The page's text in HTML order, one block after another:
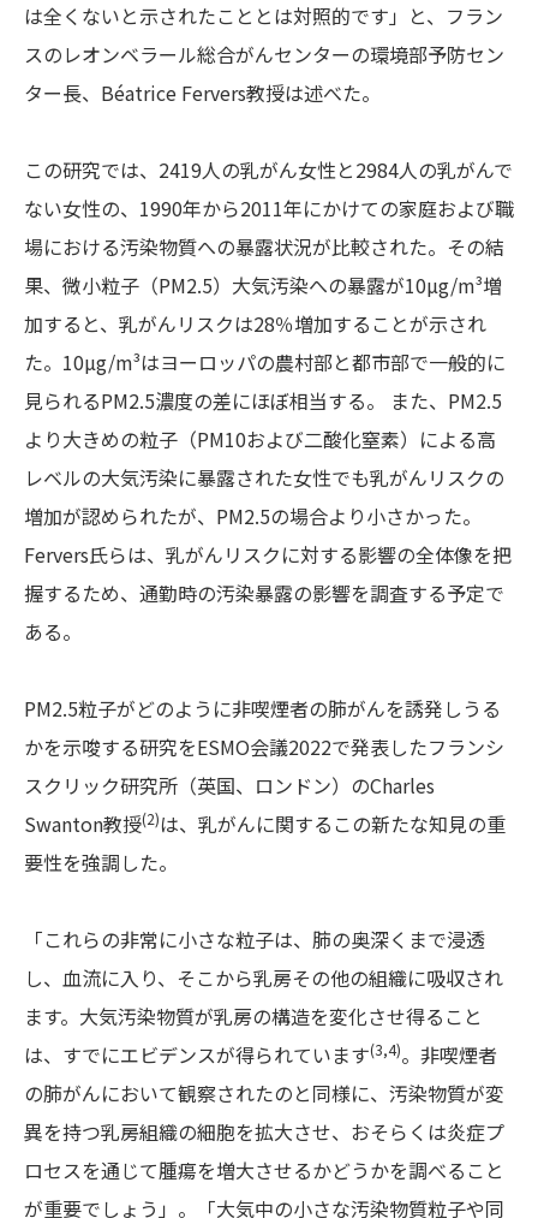
は全くないと示されたこととは対照的です」と、フラン
スのレオンベラール総合がんセンターの環境部予防セン
ター長、Béatrice Fervers教授は述べた。
この研究では、2419人の乳がん女性と2984人の乳がんで
ない女性の、1990年から2011年にかけての家庭および職
場における汚染物質への暴露状況が比較された。その結
果、微小粒子（PM2.5）大気汚染への暴露が10µg/m³増
加すると、乳がんリスクは28％増加することが示され
た。10µg/m³はヨーロッパの農村部と都市部で一般的に
見られるPM2.5濃度の差にほぼ相当する。​​ また、PM2.5
より大きめの粒子（PM10および二酸化窒素）による高
レベルの大気汚染に暴露された女性でも乳がんリスクの
増加が認められたが、PM2.5の場合より小さかった。
Fervers氏らは、乳がんリスクに対する影響の全体像を把
握するため、通勤時の汚染暴露の影響を調査する予定で
ある。
PM2.5粒子がどのように非喫煙者の肺がんを誘発しうる
かを示唆する研究をESMO会議2022で発表したフランシ
スクリック研究所（英国、ロンドン）のCharles
Swanton教授(2)は、乳がんに関するこの新たな知見の重
要性を強調した。
「これらの非常に小さな粒子は、肺の奥深くまで浸透
し、血流に入り、そこから乳房その他の組織に吸収され
ます。大気汚染物質が乳房の構造を変化させ得ること
は、すでにエビデンスが得られています(3,4)。非喫煙者
の肺がんにおいて観察されたのと同様に、汚染物質が変
異を持つ乳房組織の細胞を拡大させ、おそらくは炎症プ
ロセスを通じて腫瘍を増大させるかどうかを調べること
が重要でしょう」。「大気中の小さな汚染物質粒子や同